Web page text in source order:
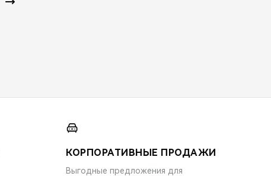
КОРПОРАТИВНЫЕ ПРОДАЖИ
Выгодные предложения для